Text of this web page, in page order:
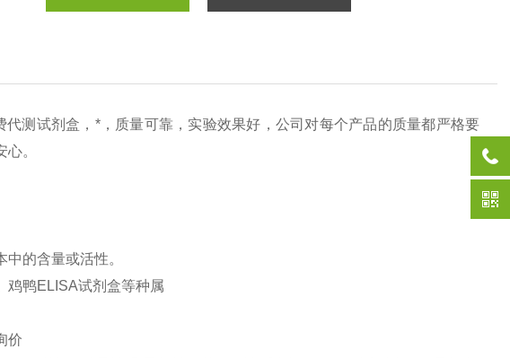
代测试剂盒，*，质量可靠，实验效果好，公司对每个产品的质量都严格要
。
的含量或活性。
鸡鸭ELISA试剂盒等种属
价